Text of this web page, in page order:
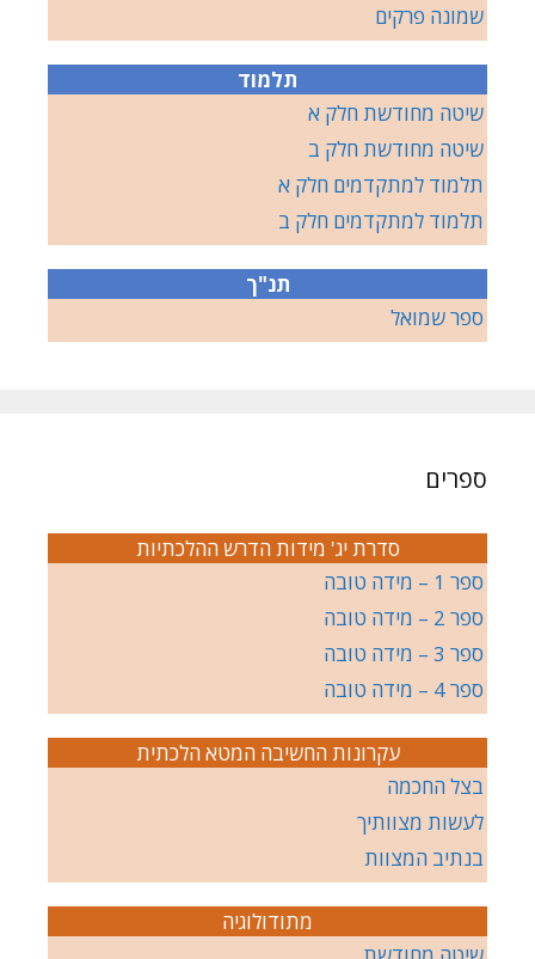
שמונה פרקים
תלמוד
שיטה מחודשת חלק א
שיטה מחודשת חלק ב
תלמוד למתקדמים חלק א
תלמוד למתקדמים חלק ב
תנ"ך
ספר שמואל
ספרים
סדרת יג' מידות הדרש ההלכתיות
ספר 1 – מידה טובה
ספר 2 – מידה טובה
ספר 3 – מידה טובה
ספר 4 – מידה טובה
עקרונות החשיבה המטא הלכתית
בצל החכמה
לעשות מצוותיך
בנתיב המצוות
מתודולוגיה